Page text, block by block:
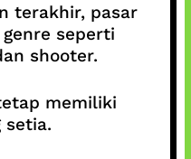
terakhir, pasar
seperti
shooter.
memiliki
setia.